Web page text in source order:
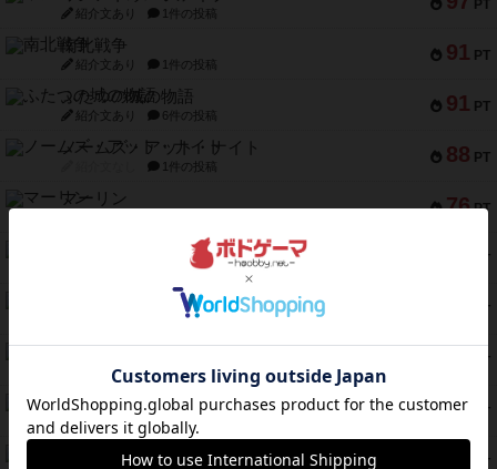
PT
紹介文あり 1件の投稿
91 PT
南北戦争
紹介文あり 1件の投稿
91 PT
ふたつの城の物語
紹介文あり 6件の投稿
88 PT
ノームズ・アット・ナイト
1件の投稿
76 PT
マーリン
PT
フラットアイアン
2件の投稿
PT
トランスオリエント・エクスプレス
1件の投稿
PT
アンブッシュ！：ムーブアウト！
紹介文あり 1件の投稿
51 PT
キャプテン・フリップ：イスラ・ボンバ
紹介文なし 2件の投稿
PT
ガルフストライク